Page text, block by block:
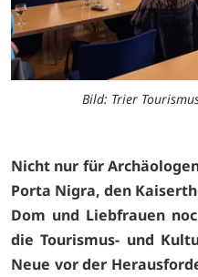
Bild: Trier
Nicht nur für
Porta Nigra, den
Dom und Liebfrauen
die Tourismus- und
Neue vor der